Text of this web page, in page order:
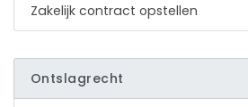
Zakelijk contract opstellen
Ontslagrecht